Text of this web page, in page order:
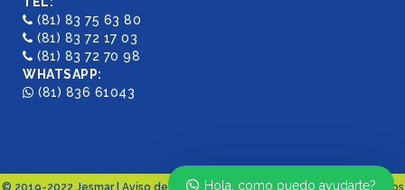
(81) 83 75 63 80
(81) 83 72 17 03
(81) 83 72 70 98
WHATSAPP:
(81) 836 61043
Hola, como puedo ayudarte?